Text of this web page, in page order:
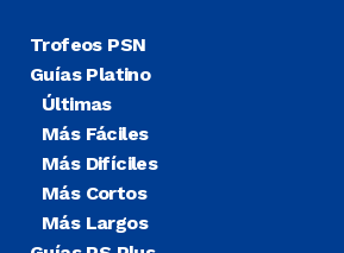
Trofeos PSN
Guías Platino
Últimas
Más Fáciles
Más Difíciles
Más Cortos
Más Largos